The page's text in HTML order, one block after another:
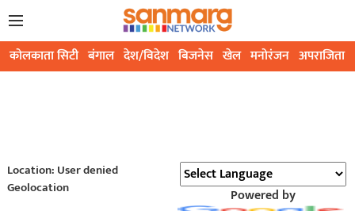
कोलकाता सिटी बंगाल देश/विदेश बिजनेस खेल मनोरंजन अपराजिता
Location: User denied
Geolocation
Powered by